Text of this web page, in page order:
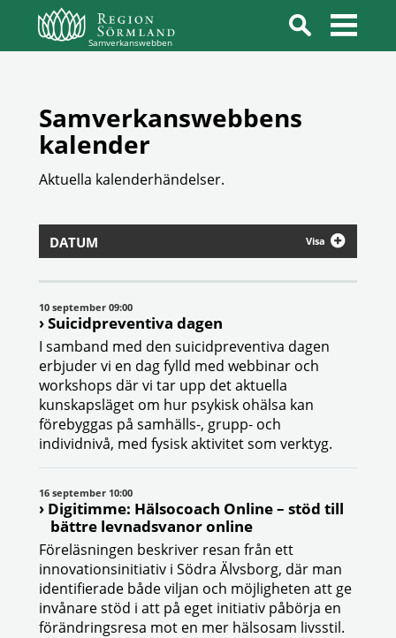
Samverkanswebben
Samverkanswebbens
kalender
Aktuella kalenderhändelser.
DATUM Visa
10 september 09:00
Suicidpreventiva dagen
I samband med den suicidpreventiva dagen
erbjuder vi en dag fylld med webbinar och
workshops där vi tar upp det aktuella
kunskapsläget om hur psykisk ohälsa kan
förebyggas på samhälls-, grupp- och
individnivå, med fysisk aktivitet som verktyg.
16 september 10:00
Digitimme: Hälsocoach Online – stöd till
bättre levnadsvanor online
Föreläsningen beskriver resan från ett
innovationsinitiativ i Södra Älvsborg, där man
identifierade både viljan och möjligheten att ge
invånare stöd i att på eget initiativ påbörja en
förändringsresa mot en mer hälsosam livsstil.